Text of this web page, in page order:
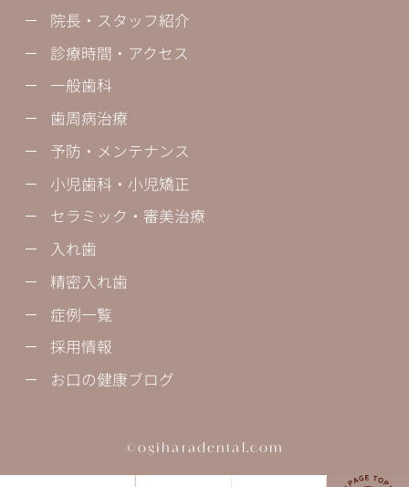
院長・スタッフ紹介
診療時間・アクセス
一般歯科
歯周病治療
予防・メンテナンス
小児歯科・小児矯正
セラミック・審美治療
入れ歯
精密入れ歯
症例一覧
採用情報
お口の健康ブログ
©ogiharadental.com